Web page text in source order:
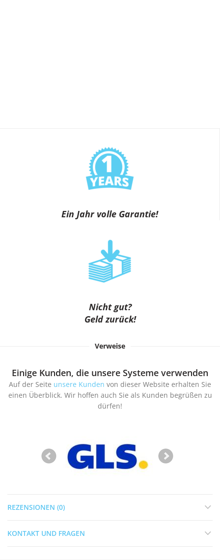
Ein Jahr volle Garantie!
Nicht gut?
Geld zurück!
Verweise
Einige Kunden, die unsere Systeme verwenden
Auf der Seite unsere Kunden von dieser Website erhalten Sie
einen Überblick. Wir hoffen auch Sie als Kunden begrüßen zu
dürfen!
REZENSIONEN (0)
KONTAKT UND FRAGEN